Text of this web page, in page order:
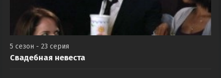
5 сезон - 23 серия
Свадебная невеста